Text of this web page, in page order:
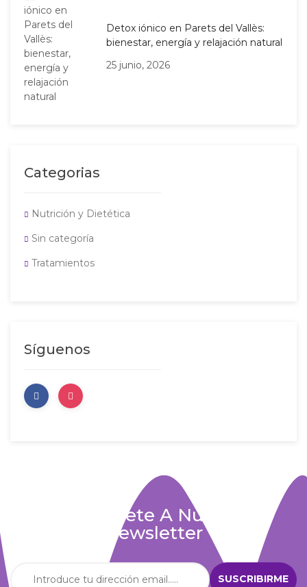
Detox iónico en Parets del Vallès:
bienestar, energía y relajación natural
25 junio, 2026
Categorias
Nutrición y Dietética
Sin categoría
Tratamientos
Síguenos
Suscríbete A Nuestra
Newsletter